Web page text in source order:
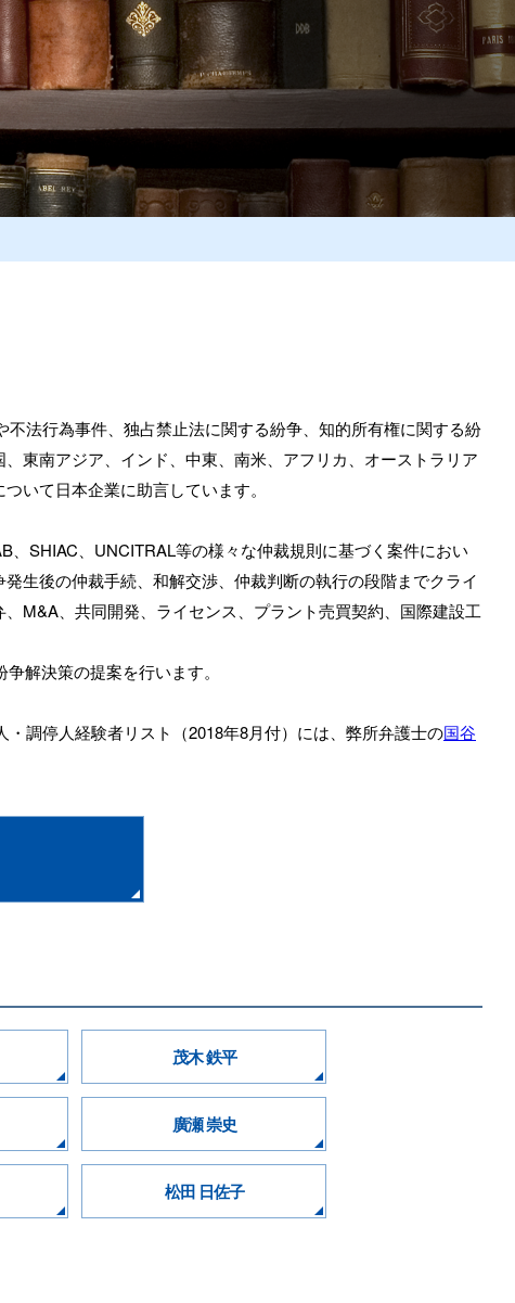
法行為事件、独占禁止法に関する紛争、知的所有権に関する紛
東南アジア、インド、中東、南米、アフリカ、オーストラリア
いて日本企業に助言しています。
、SHIAC、UNCITRAL等の様々な仲裁規則に基づく案件におい
生後の仲裁手続、和解交渉、仲裁判断の執行の段階までクライ
M&A、共同開発、ライセンス、プラント売買契約、国際建設工
解決策の提案を行います。
調停人経験者リスト（2018年8月付）には、弊所弁護士の国谷
茂木 鉄平
廣瀬 崇史
松田 日佐子